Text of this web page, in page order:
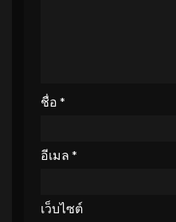
ชื่อ *
อีเมล *
เว็บไซต์